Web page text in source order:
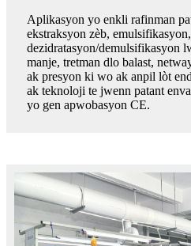
Aplikasyon yo enkli rafinman
ekstraksyon zèb, emulsifikasyon,
dezidratasyon/demulsifikasyon
manje, tretman dlo balast,
ak presyon ki wo ak anpil lòt
ak teknoloji te jwenn patant
yo gen apwobasyon CE.